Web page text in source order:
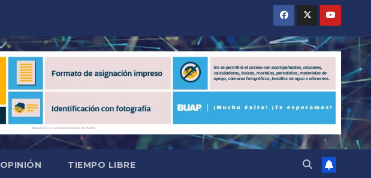
OPINIÓN TIEMPO LIBRE